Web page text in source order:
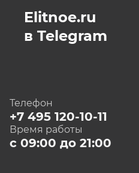
Elitnoe.ru
в Telegram
Телефон
+7 495 120-10-11
Время работы
с 09:00 до 21:00